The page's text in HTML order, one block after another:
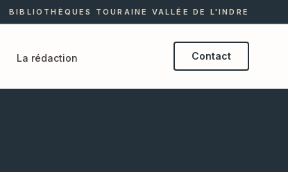
BIBLIOTHÈQUES TOURAINE VALLÉE DE L'INDRE
La rédaction Contact